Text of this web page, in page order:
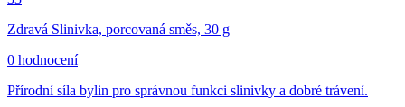
Zdravá Slinivka, porcovaná směs, 30 g
0 hodnocení
Přírodní síla bylin pro správnou funkci slinivky a dobré trávení.